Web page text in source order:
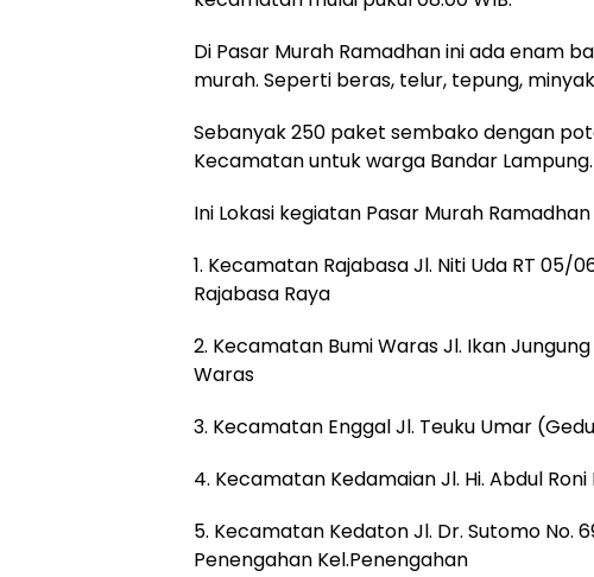
Di Pasar Murah Ramadhan ini ada enam
murah. Seperti beras, telur, tepung,
Sebanyak 250 paket sembako dengan
Kecamatan untuk warga Bandar Lampung.
Ini Lokasi kegiatan Pasar Murah
1. Kecamatan Rajabasa Jl. Niti Uda RT 05/
Rajabasa Raya
2. Kecamatan Bumi Waras Jl. Ikan Jungung
Waras
3. Kecamatan Enggal Jl. Teuku Umar
4. Kecamatan Kedamaian Jl. Hi. Abdul Roni
5. Kecamatan Kedaton Jl. Dr. Sutomo No.
Penengahan Kel.Penengahan